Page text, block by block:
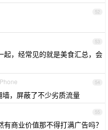
52
53
起，经常见的就是美食汇总，会
54
，屏蔽了不少劣质流量
55
商业价值那不得打满广告吗？